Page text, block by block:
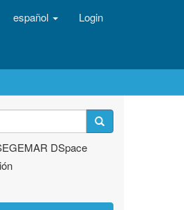
español Login
DSpace